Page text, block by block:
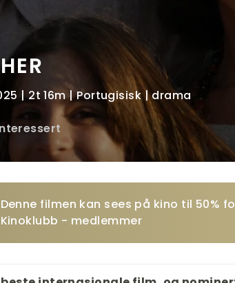
| 2t 16m | Portugisisk | drama
Denne filmen kan sees på kino til 50%
Kinoklubb - medlemmer